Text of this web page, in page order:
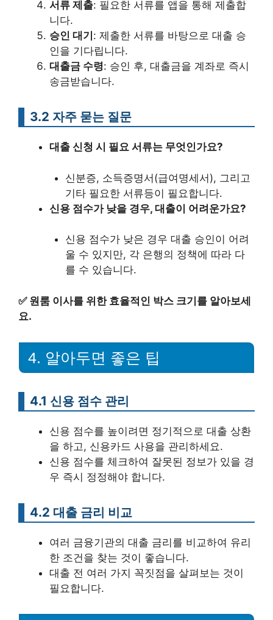
서류 제출: 필요한 서류를 앱을 통해 제출합
니다.
승인 대기 : 제출한 서류를 바탕으로 대출 승
인을 기다립니다.
대출금 수령: 승인 후, 대출금을 계좌로 즉시
송금받습니다.
3.2 자주 묻는 질문
대출 신청 시 필요 서류는 무엇인가요?
신분증, 소득증명서(급여명세서), 그리고
기타 필요한 서류등이 필요합니다.
신용 점수가 낮을 경우, 대출이 어려운가요?
신용 점수가 낮은 경우 대출 승인이 어려
울 수 있지만, 각 은행의 정책에 따라 다
를 수 있습니다.
✅ 원룸 이사를 위한 효율적인 박스 크기를 알아보세
요.
4. 알아두면 좋은 팁
4.1 신용 점수 관리
신용 점수를 높이려면 정기적으로 대출 상환
을 하고, 신용카드 사용을 관리하세요.
신용 점수를 체크하여 잘못된 정보가 있을 경
우 즉시 정정해야 합니다.
4.2 대출 금리 비교
여러 금융기관의 대출 금리를 비교하여 유리
한 조건을 찾는 것이 좋습니다.
대출 전 여러 가지 꼭짓점을 살펴보는 것이
필요합니다.